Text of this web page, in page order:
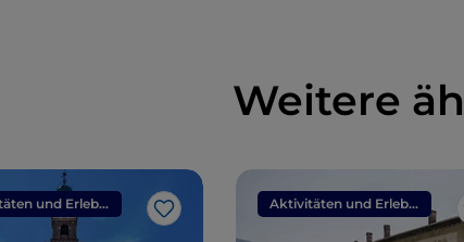
Weitere
Aktivitäten und Erlebnisse
Like
Aktivitäten und Erlebnisse